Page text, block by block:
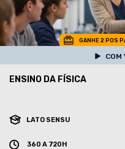
GANHE 2 POS
COM
ENSINO DA FÍSICA
LATO SENSU
360 A 720H